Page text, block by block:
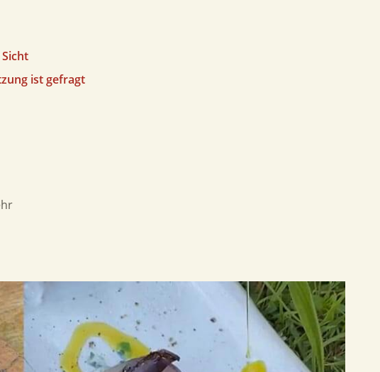
ist gefragt